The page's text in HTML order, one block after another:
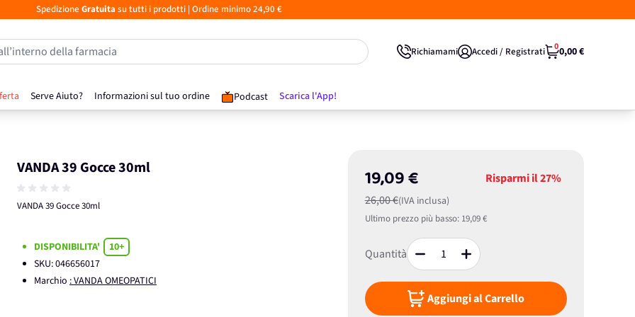
Spedizione Gratuita su tutti i prodotti| Ordine minimo 24,90 €
Serve Aiuto? Informazioni sul tuo ordine Podcast Scarica l'App!
della farmacia Richiamami Accedi / Registrati 00,00 €
VANDA 39 Gocce 30ml
VANDA 39 Gocce 30ml
19,09 €
26,00 €(IVA inclusa)
Risparmi il27%
Ultimo prezzo più basso: 19,09 €
Quantità
Aggiungi al Carrello
DISPONIBILITA'
10+
SKU:046656017
Marchio : VANDA OMEOPATICI